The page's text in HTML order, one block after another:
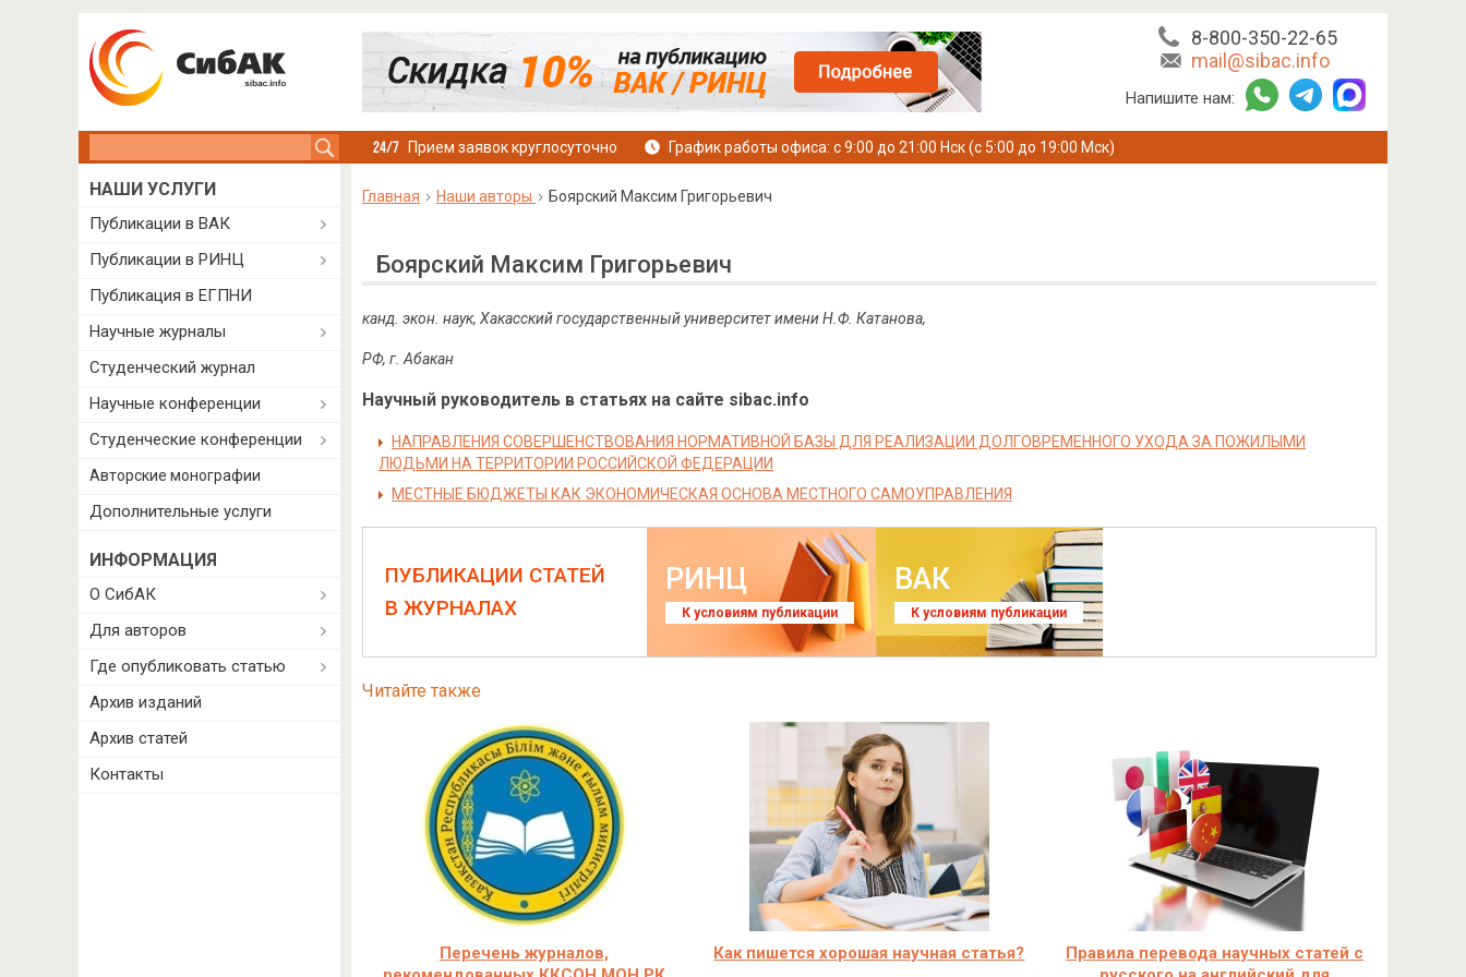
8-800-350-22-65
mail@sibac.info
Напишите нам:
Прием заявок круглосуточно График работы офиса: с 9:00 до 21:00 Нск (с 5:00 до 19:00 Мск)
Главная Наши авторы Боярский Максим Григорьевич
Боярский Максим Григорьевич
канд. экон. наук, Хакасский государственный университет имени Н.Ф. Катанова,
РФ, г. Абакан
Научный руководитель в статьях на сайте sibac.info
НАПРАВЛЕНИЯ СОВЕРШЕНСТВОВАНИЯ НОРМАТИВНОЙ БАЗЫ ДЛЯ РЕАЛИЗАЦИИ ДОЛГОВРЕМЕННОГО УХОДА ЗА ПОЖИЛЫМИ
ЛЮДЬМИ НА ТЕРРИТОРИИ РОССИЙСКОЙ ФЕДЕРАЦИИ
МЕСТНЫЕ БЮДЖЕТЫ КАК ЭКОНОМИЧЕСКАЯ ОСНОВА МЕСТНОГО САМОУПРАВЛЕНИЯ
ПУБЛИКАЦИИ СТАТЕЙ
В ЖУРНАЛАХ
РИНЦ
К условиям публикации
ВАК
К условиям публикации
Читайте также
Перечень журналов,
Как пишется хорошая научная статья?
Правила перевода научных статей с
НАШИ УСЛУГИ
Публикации в ВАК
Публикации в РИНЦ
Публикация в ЕГПНИ
Научные журналы
Студенческий журнал
Научные конференции
Студенческие конференции
Авторские монографии
Дополнительные услуги
ИНФОРМАЦИЯ
О СибАК
Для авторов
Где опубликовать статью
Архив изданий
Архив статей
Контакты